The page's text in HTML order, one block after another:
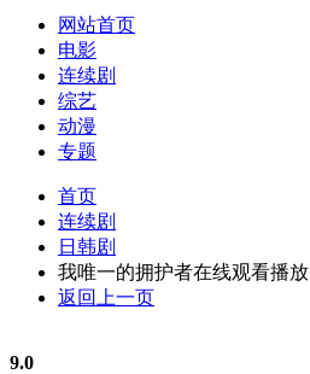
网站首页
电影
连续剧
综艺
动漫
专题
首页
连续剧
日韩剧
我唯一的拥护者在线观看播放
返回上一页
9.0